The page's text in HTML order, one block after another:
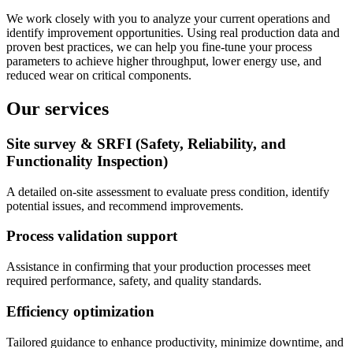
We work closely with you to analyze your current operations and
identify improvement opportunities. Using real production data and
proven best practices, we can help you fine-tune your process
parameters to achieve higher throughput, lower energy use, and
reduced wear on critical components.
Our services
Site survey & SRFI (Safety, Reliability, and
Functionality Inspection)
A detailed on-site assessment to evaluate press condition, identify
potential issues, and recommend improvements.
Process validation support
Assistance in confirming that your production processes meet
required performance, safety, and quality standards.
Efficiency optimization
Tailored guidance to enhance productivity, minimize downtime, and